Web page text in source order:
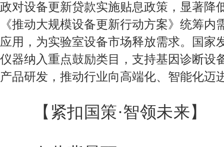
政对设备更新贷款实施贴息政策，显著降
《推动大规模设备更新行动方案》统筹
应用，为实验室设备市场释放需求。国家
仪器纳入重点鼓励类目，支持基因诊断设
产品研发，推动行业向高端化、智能化迈
【紧扣国策·智领未来】